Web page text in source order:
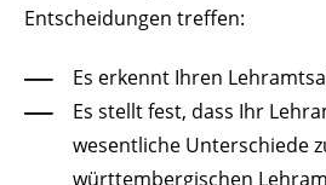
Entscheidungen treffen:
Es erkennt Ihren
Es stellt fest, dass Ihr
wesentliche Unterschiede
württembergischen